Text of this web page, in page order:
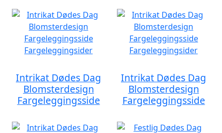
Intrikat Dødes Dag
Blomsterdesign
Fargeleggingsside
Intrikat Dødes Dag
Blomsterdesign
Fargeleggingsside